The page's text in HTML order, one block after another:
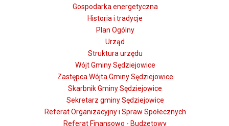
Gospodarka energetyczna
Historia i tradycje
Plan Ogólny
Urząd
Struktura urzędu
Wójt Gminy Sędziejowice
Zastępca Wójta Gminy Sędziejowice
Skarbnik Gminy Sędziejowice
Sekretarz gminy Sędziejowice
Referat Organizacyjny i Spraw Społecznych
Referat Finansowo - Budżetowy